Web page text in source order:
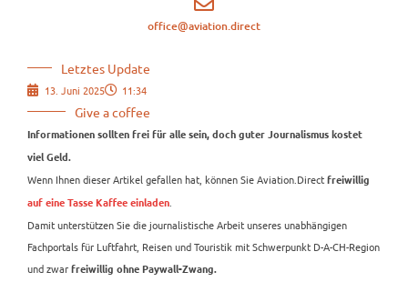
office@aviation.direct
Letztes Update
13. Juni 2025 11:34
Give a coffee
Informationen sollten frei für alle sein, doch guter Journalismus kostet
viel Geld.
Wenn Ihnen dieser Artikel gefallen hat, können Sie Aviation.Direct freiwillig
auf eine Tasse Kaffee einladen
Damit unterstützen Sie die journalistische Arbeit unseres unabhängigen
Fachportals für Luftfahrt, Reisen und Touristik mit Schwerpunkt D-A-CH-Region
und zwar freiwillig ohne Paywall-Zwang.